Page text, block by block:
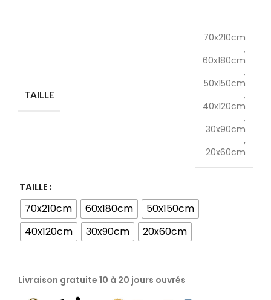
TAILLE
70x210cm
,
60x180cm
,
50x150cm
,
40x120cm
,
30x90cm
,
20x60cm
TAILLE
70x210cm 60x180cm
50x150cm
40x120cm
30x90cm 20x60cm
Livraison gratuite 10 à 20 jours ouvrés